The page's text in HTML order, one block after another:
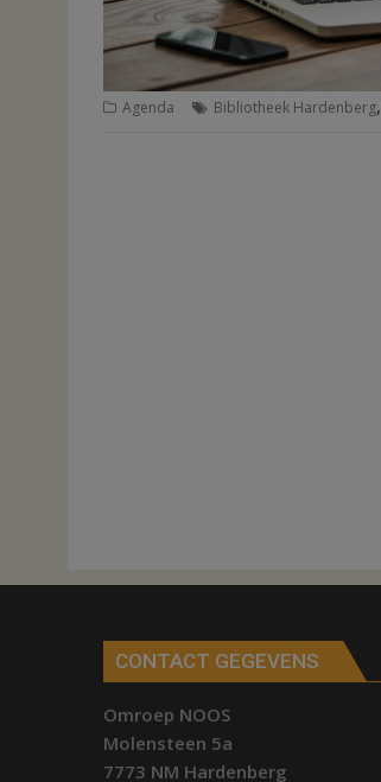
Agenda Bibliotheek Hardenberg,
CONTACT GEGEVENS
Omroep NOOS
Molensteen 5a
7773 NM Hardenberg